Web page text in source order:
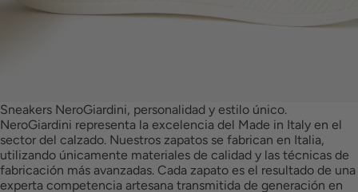
Sneakers NeroGiardini, personalidad y estilo único.
NeroGiardini representa la excelencia del Made in Italy en el
sector del calzado. Nuestros zapatos se fabrican en Italia,
utilizando únicamente materiales de calidad y las técnicas de
fabricación más avanzadas. Cada zapato es el resultado de una
experta competencia artesana transmitida de generación en